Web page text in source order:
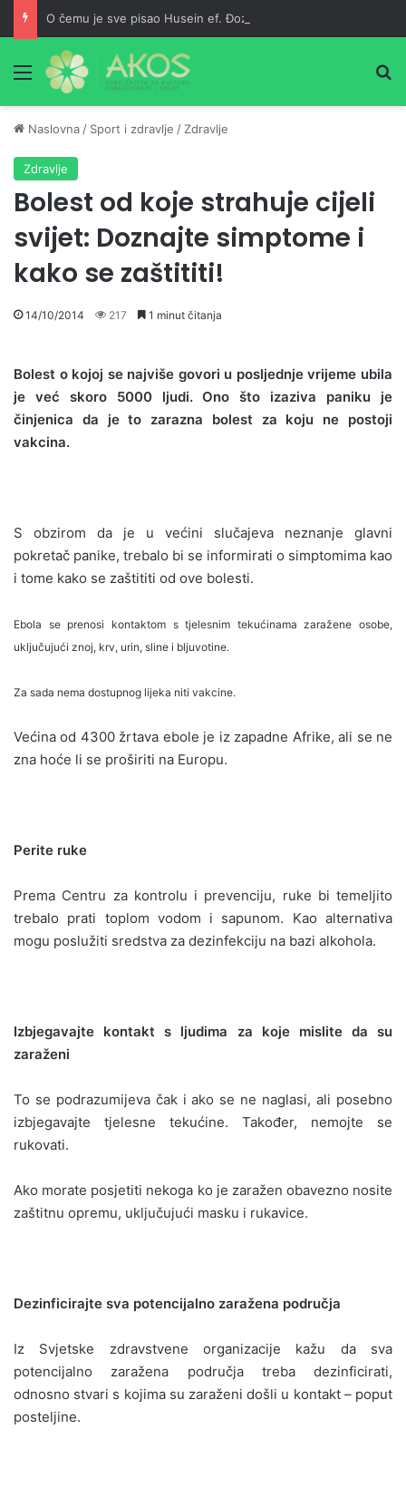
O čemu je sve pisao Husein ef. Đozo
Meni
Naslovna / Sport i zdravlje / Zdravlje
Zdravlje
Bolest od koje strahuje cijeli
svijet: Doznajte simptome i
kako se zaštititi!
14/10/2014 217 1 minut čitanja
Bolest o kojoj se najviše govori u posljednje vrijeme ubila
je već skoro 5000 ljudi. Ono što izaziva paniku je
činjenica da je to zarazna bolest za koju ne postoji
vakcina.
S obzirom da je u većini slučajeva neznanje glavni
pokretač panike, trebalo bi se informirati o simptomima kao
i tome kako se zaštititi od ove bolesti.
Ebola se prenosi kontaktom s tjelesnim tekućinama zaražene osobe,
uključujući znoj, krv, urin, sline i bljuvotine.
Za sada nema dostupnog lijeka niti vakcine.
Većina od 4300 žrtava ebole je iz zapadne Afrike, ali se ne
zna hoće li se proširiti na Europu.
Perite ruke
Prema Centru za kontrolu i prevenciju, ruke bi temeljito
trebalo prati toplom vodom i sapunom. Kao alternativa
mogu poslužiti sredstva za dezinfekciju na bazi alkohola.
Izbjegavajte kontakt s ljudima za koje mislite da su
zaraženi
To se podrazumijeva čak i ako se ne naglasi, ali posebno
izbjegavajte tjelesne tekućine. Također, nemojte se
rukovati.
Ako morate posjetiti nekoga ko je zaražen obavezno nosite
zaštitnu opremu, uključujući masku i rukavice.
Dezinficirajte sva potencijalno zaražena područja
Iz Svjetske zdravstvene organizacije kažu da sva
potencijalno zaražena područja treba dezinficirati,
odnosno stvari s kojima su zaraženi došli u kontakt – poput
posteljine.